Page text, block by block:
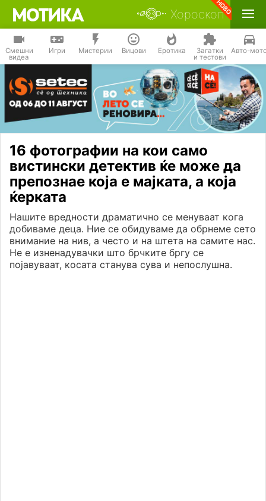
Хороскоп
Смешни
видеа
Игри Мистерии Вицови Еротика Загатки
и тестови
Авто-
16 фотографии на кои само
вистински детектив ќе може да
препознае која е мајката, а која
ќерката
Нашите вредности драматично се менуваат кога
добиваме деца. Ние се обидуваме да обрнеме сето
внимание на нив, а често и на штета на самите нас.
Не е изненадувачки што брчките бргу се
појавуваат, косата станува сува и непослушна.